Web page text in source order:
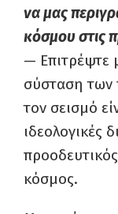
να μας
κόσμου στις
— Επιτρέψτε
σύσταση των
τον σεισμό
ιδεολογικές
κόσμος.